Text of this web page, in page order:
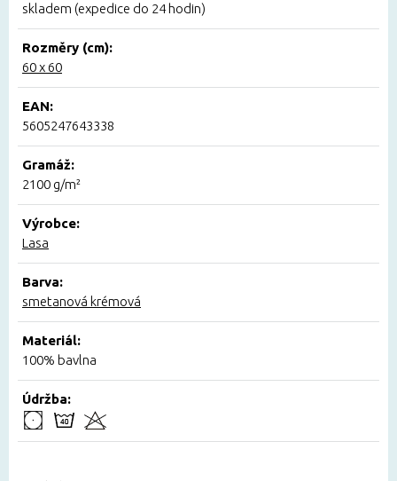
skladem (expedice do 24 hodin)
Rozměry (cm):
60 x 60
EAN:
5605247643338
Gramáž:
2100 g/m²
Výrobce:
Lasa
Barva:
smetanová krémová
Materiál:
100% bavlna
Údržba: